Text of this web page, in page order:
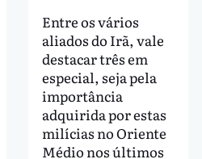
Entre os vários
aliados do Irã, vale
destacar três em
especial, seja pela
importância
adquirida por estas
milícias no Oriente
Médio nos últimos